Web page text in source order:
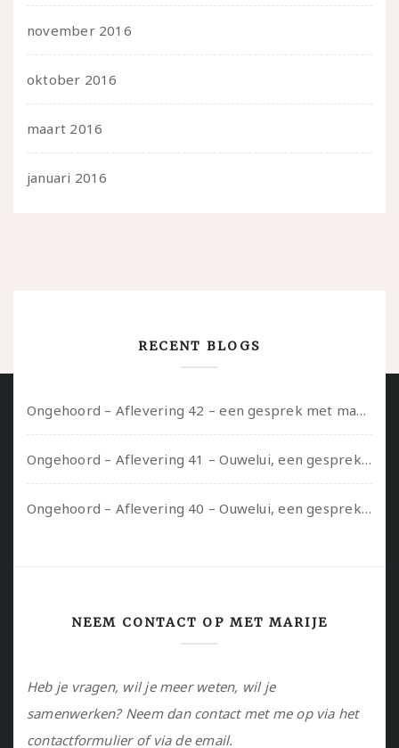
november 2016
oktober 2016
maart 2016
januari 2016
RECENT BLOGS
Ongehoord – Aflevering 42 – een gesprek met marijn over seksueel opbloeien, het ouderschap uitvinden en verschillende leeftijden in je mee dragen
Ongehoord – Aflevering 41 – Ouwelui, een gesprek met Marcelle over polyamorie op latere leeftijd, (mantel)zorg voor je partners en seksueel plezier.
Ongehoord – Aflevering 40 – Ouwelui, een gesprek met Sadie Lune over vormende relaties en de geschiedenis van de queer pornobeweging
NEEM CONTACT OP MET MARIJE
Heb je vragen, wil je meer weten, wil je
samenwerken? Neem dan contact met me op via het
contactformulier of via de email.